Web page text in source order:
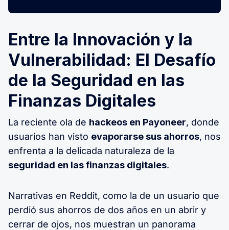
Entre la Innovación y la
Vulnerabilidad: El Desafío
de la Seguridad en las
Finanzas Digitales
La reciente ola de hackeos en Payoneer, donde
usuarios han visto evaporarse sus ahorros, nos
enfrenta a la delicada naturaleza de la
seguridad en las finanzas digitales.
Narrativas en Reddit, como la de un usuario que
perdió sus ahorros de dos años en un abrir y
cerrar de ojos, nos muestran un panorama